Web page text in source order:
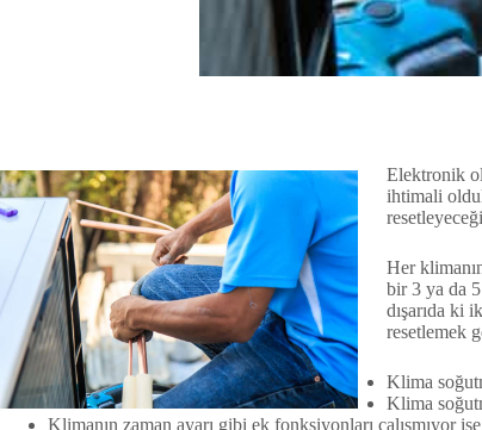
Elektronik
ihtimali
Her
bir 3 ya da
dışarıda ki
resetlemek
Klima
Klima
Klimanın zaman ayarı gibi ek fonksiyonları çalışmıyor ise